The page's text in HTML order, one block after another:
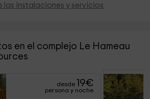
las instalaciones y servicios
en el complejo Le Hameau
desde 19€
persona y noche